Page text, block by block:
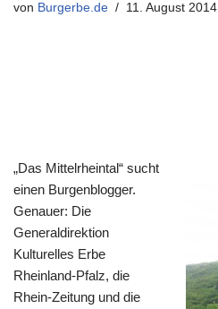
von Burgerbe.de 11. August 2014
„Das Mittelrheintal“ sucht
einen Burgenblogger.
Genauer: Die
Generaldirektion
Kulturelles Erbe
Rheinland-Pfalz, die
Rhein-Zeitung und die